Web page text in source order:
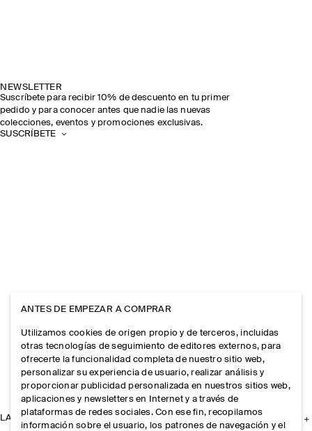
NEWSLETTER
Suscríbete para recibir 10% de descuento en tu primer
pedido y para conocer antes que nadie las nuevas
colecciones, eventos y promociones exclusivas.
SUSCRÍBETE
LA EMPRESA
ANTES DE EMPEZAR A COMPRAR
Utilizamos cookies de origen propio y de terceros, incluidas
otras tecnologías de seguimiento de editores externos, para
ofrecerte la funcionalidad completa de nuestro sitio web,
personalizar su experiencia de usuario, realizar análisis y
proporcionar publicidad personalizada en nuestros sitios web,
aplicaciones y newsletters en Internet y a través de
plataformas de redes sociales. Con ese fin, recopilamos
información sobre el usuario, los patrones de navegación y el